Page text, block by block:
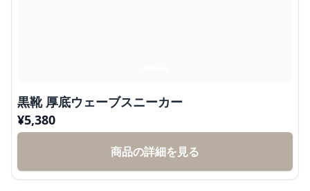
黒靴 厚底ウェーブスニーカー
¥5,380
商品の詳細を見る